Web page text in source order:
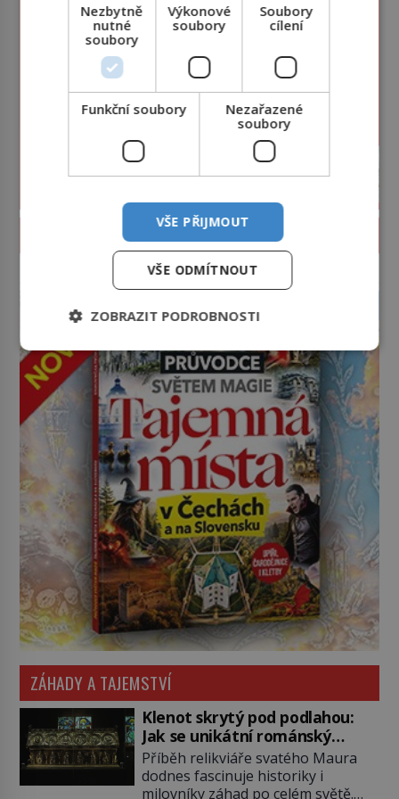
PROLISTOVAT ČASOPIS
reklama
ZÁHADY A TAJEMSTVÍ
Klenot skrytý pod podlahou:
Jak se unikátní románský
poklad dostal do zapadlého
Bečova?
Příběh relikviáře svatého Maura
dodnes fascinuje historiky i
milovníky záhad po celém světě.
Nezbytně
nutné
soubory
Výkonové
soubory
Soubory
cílení
Funkční soubory
Nezařazené
soubory
VŠE PŘIJMOUT
VŠE ODMÍTNOUT
ZOBRAZIT PODROBNOSTI